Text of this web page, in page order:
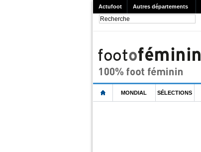
Actufoot Autres départements
MONDIAL SÉLECTIONS